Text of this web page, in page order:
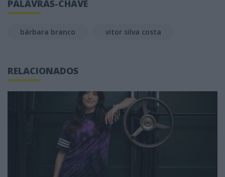
PALAVRAS-CHAVE
bárbara branco vitor silva costa
RELACIONADOS